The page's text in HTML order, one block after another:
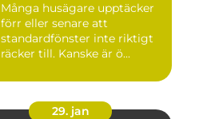
Många husägare upptäcker
förr eller senare att
standardfönster inte riktigt
räcker till. Kanske är ö...
29. jan